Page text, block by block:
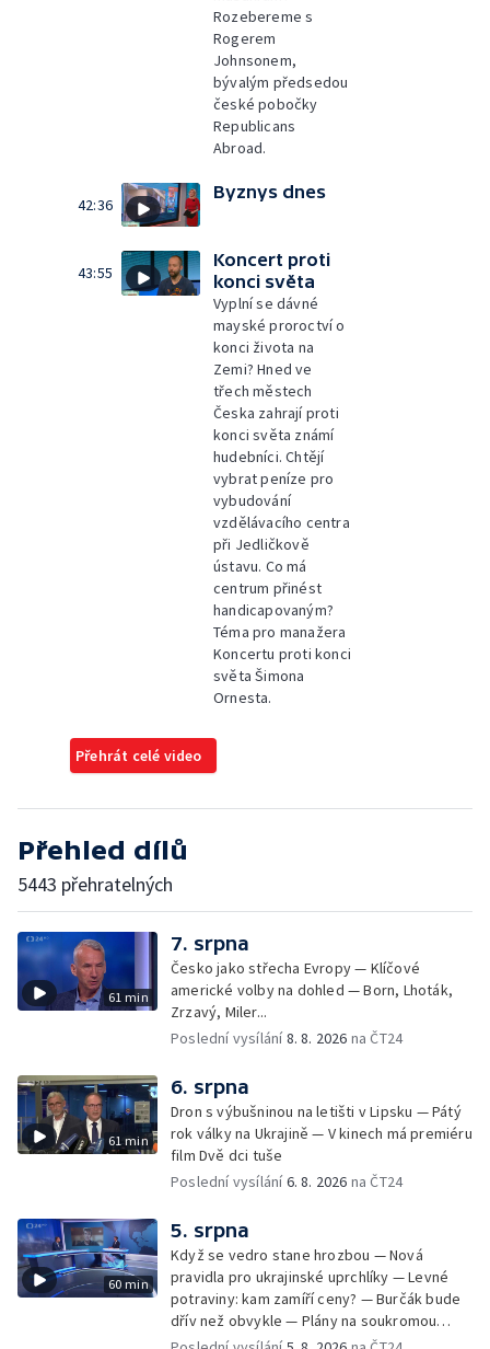
Rozebereme s
Rogerem
Johnsonem,
bývalým předsedou
české pobočky
Republicans
Abroad.
42:36
Byznys dnes
43:55
Koncert proti
konci světa
Vyplní se dávné
mayské proroctví o
konci života na
Zemi? Hned ve
třech městech
Česka zahrají proti
konci světa známí
hudebníci. Chtějí
vybrat peníze pro
vybudování
vzdělávacího centra
při Jedličkově
ústavu. Co má
centrum přinést
handicapovaným?
Téma pro manažera
Koncertu proti konci
světa Šimona
Ornesta.
Přehrát celé video
Přehled dílů
5443 přehratelných
61 min
7. srpna
Česko jako střecha Evropy — Klíčové
americké volby na dohled — Born, Lhoták,
Zrzavý, Miler...
Poslední vysílání8. 8. 2026 na ČT24
61 min
6. srpna
Dron s výbušninou na letišti v Lipsku — Pátý
rok války na Ukrajině — V kinech má premiéru
film Dvě dci tuše
Poslední vysílání6. 8. 2026 na ČT24
60 min
5. srpna
Když se vedro stane hrozbou — Nová
pravidla pro ukrajinské uprchlíky — Levné
potraviny: kam zamíří ceny? — Burčák bude
dřív než obvykle — Plány na soukromou
orbitální stanici